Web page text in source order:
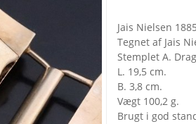
Jais Nielsen
Tegnet af Jais
Stemplet A.
L. 19,5 cm.
B. 3,8 cm.
Vægt 100,2 g.
Brugt i god